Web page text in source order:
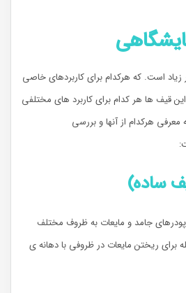
زیاد است. که هرکدام برای کاربردهای خاصی
قیف ها هر کدام برای کاربرد های مختلفی
هرکدام از آنها و بررسی
ساده)
پودرهای جامد و مایعات به ظروف مختلف
برای ریختن مایعات در ظروفی با دهانه ی